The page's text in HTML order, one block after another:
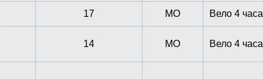
17 МО Вело 4 часа
14 МО Вело 4 часа